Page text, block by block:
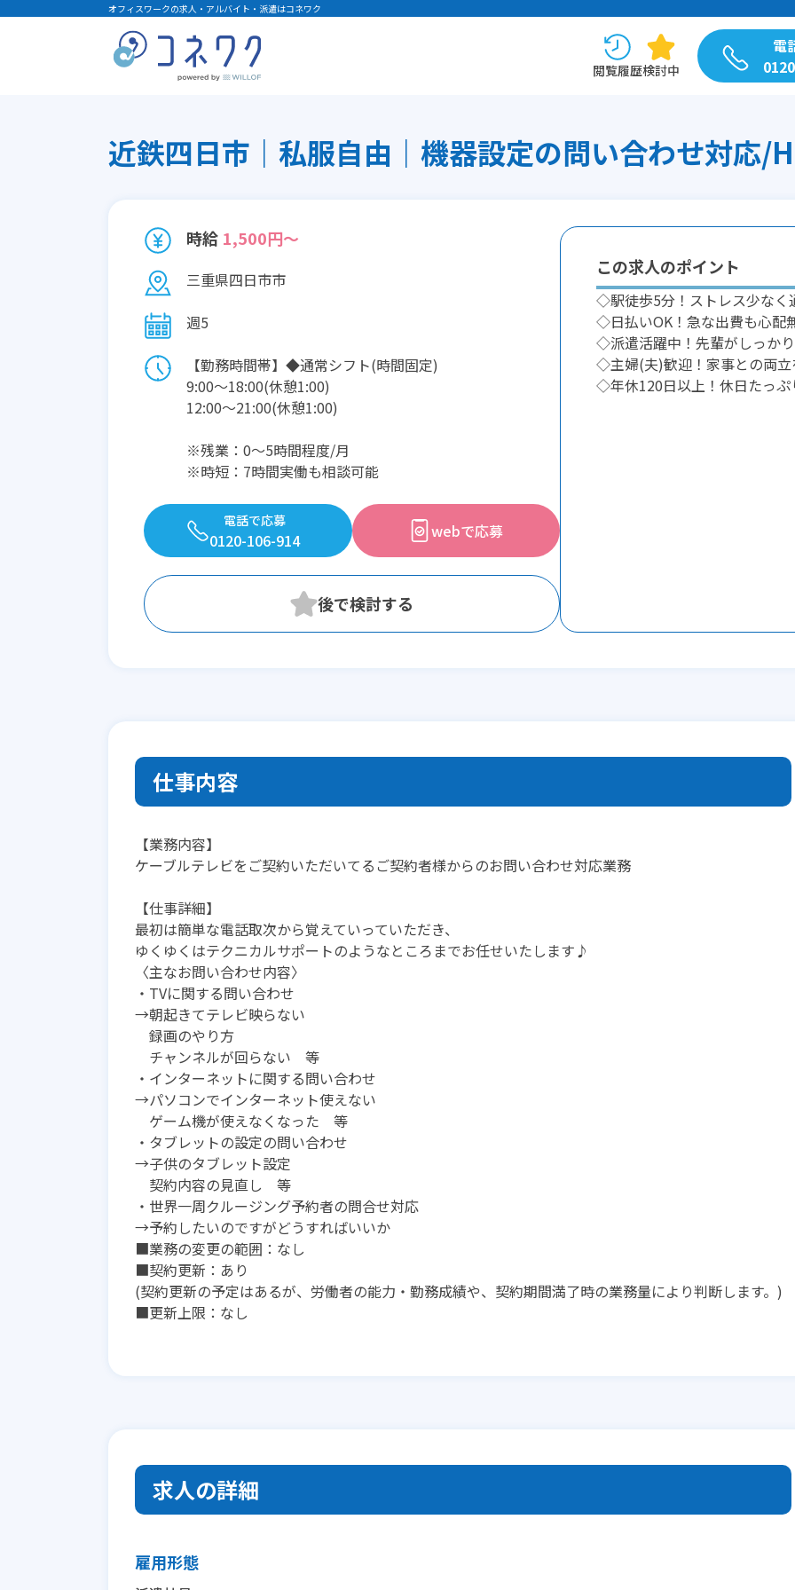
オフィスワークの求人・アルバイト・派遣はコネワク
閲覧履歴検討中
電
近鉄四日市｜私服自由｜機器設定の問い合わせ対応/
時給 1,500円～
三重県四日市市
週5
【勤務時間帯】◆通常シフト(時間固定)
9:00〜18:00(休憩1:00)
12:00〜21:00(休憩1:00)
※残業：0〜5時間程度/月
※時短：7時間実働も相談可能
電話で応募
0120-106-914 webで応募
この求人のポイント
◇駅徒歩5分！ストレス少なく
◇日払いOK！急な出費も心配
◇派遣活躍中！先輩がしっか
◇主婦(夫)歓迎！家事との両立
◇年休120日以上！休日たっぷ
仕事内容
【業務内容】
ケーブルテレビをご契約いただいてるご契約者様からのお問い合わせ対応業務
【仕事詳細】
最初は簡単な電話取次から覚えていっていただき、
ゆくゆくはテクニカルサポートのようなところまでお任せいたします♪
〈主なお問い合わせ内容〉
・TVに関する問い合わせ
→朝起きてテレビ映らない
録画のやり方
チャンネルが回らない 等
・インターネットに関する問い合わせ
→パソコンでインターネット使えない
ゲーム機が使えなくなった 等
・タブレットの設定の問い合わせ
→子供のタブレット設定
契約内容の見直し 等
・世界一周クルージング予約者の問合せ対応
→予約したいのですがどうすればいいか
■業務の変更の範囲：なし
■契約更新：あり
(契約更新の予定はあるが、労働者の能力・勤務成績や、契約期間満了時の業務量により判断します。)
■更新上限：なし
求人の詳細
雇用形態